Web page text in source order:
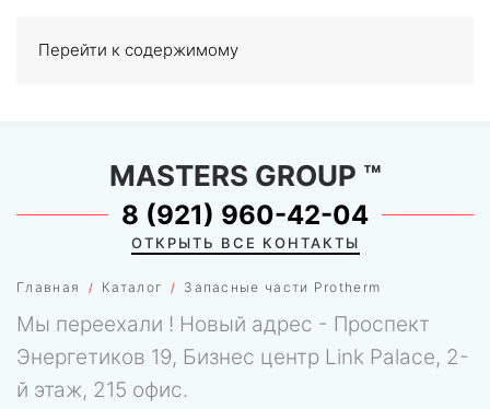
Перейти к содержимому
0
Главная Каталог Запасные части Protherm
MASTERS GROUP ™
8 (921) 960-42-04
ОТКРЫТЬ ВСЕ КОНТАКТЫ
Мы переехали ! Новый адрес - Проспект
Энергетиков 19, Бизнес центр Link Palace, 2-
й этаж, 215 офис.